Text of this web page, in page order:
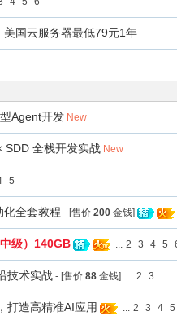
国云服务器最低79元1年
Agent开发 New
SDD 全栈开发实战 New
5
化全套教程 - [售价 200金钱]
级）140GB ... 2 3 4 5
技术实战- [售价 88金钱] ... 2 3
打造高精准AI应用 ... 2 3 4 5